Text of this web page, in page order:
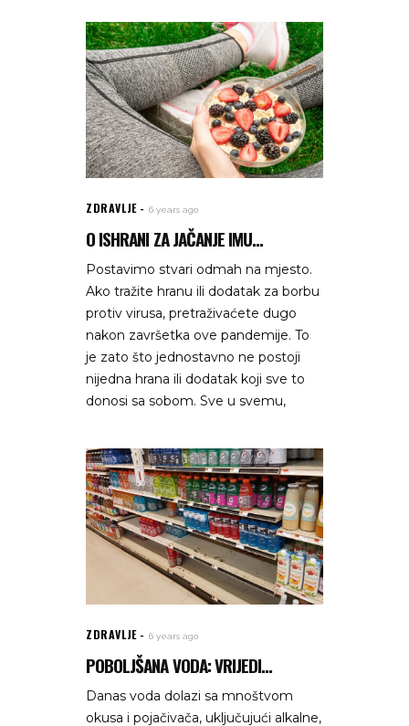
ZDRAVLJE 6 years ago
O ISHRANI ZA JAČANJE IMU...
Postavimo stvari odmah na mjesto.
Ako tražite hranu ili dodatak za borbu
protiv virusa, pretraživaćete dugo
nakon završetka ove pandemije. To
je zato što jednostavno ne postoji
nijedna hrana ili dodatak koji sve to
donosi sa sobom. Sve u svemu,
ZDRAVLJE 6 years ago
POBOLJŠANA VODA: VRIJEDI...
Danas voda dolazi sa mnoštvom
okusa i pojačivača, uključujući alkalne,